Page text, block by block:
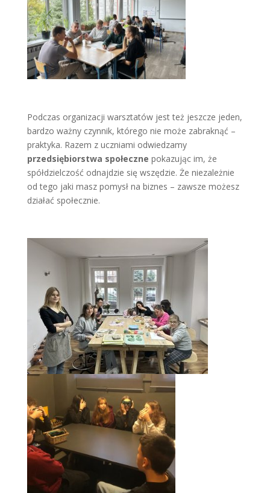
Podczas organizacji warsztatów jest też jeszcze jeden,
bardzo ważny czynnik, którego nie może zabraknąć –
praktyka. Razem z uczniami odwiedzamy
przedsiębiorstwa społeczne pokazując im, że
spółdzielczość odnajdzie się wszędzie. Że niezależnie
od tego jaki masz pomysł na biznes – zawsze możesz
działać społecznie.